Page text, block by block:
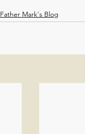
Father Mark's Blog